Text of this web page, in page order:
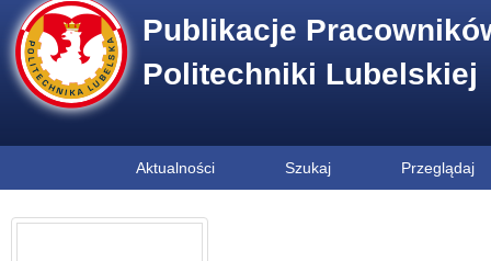
Publikacje
Politechniki Lubelskiej
Aktualności Szukaj Przeglądaj